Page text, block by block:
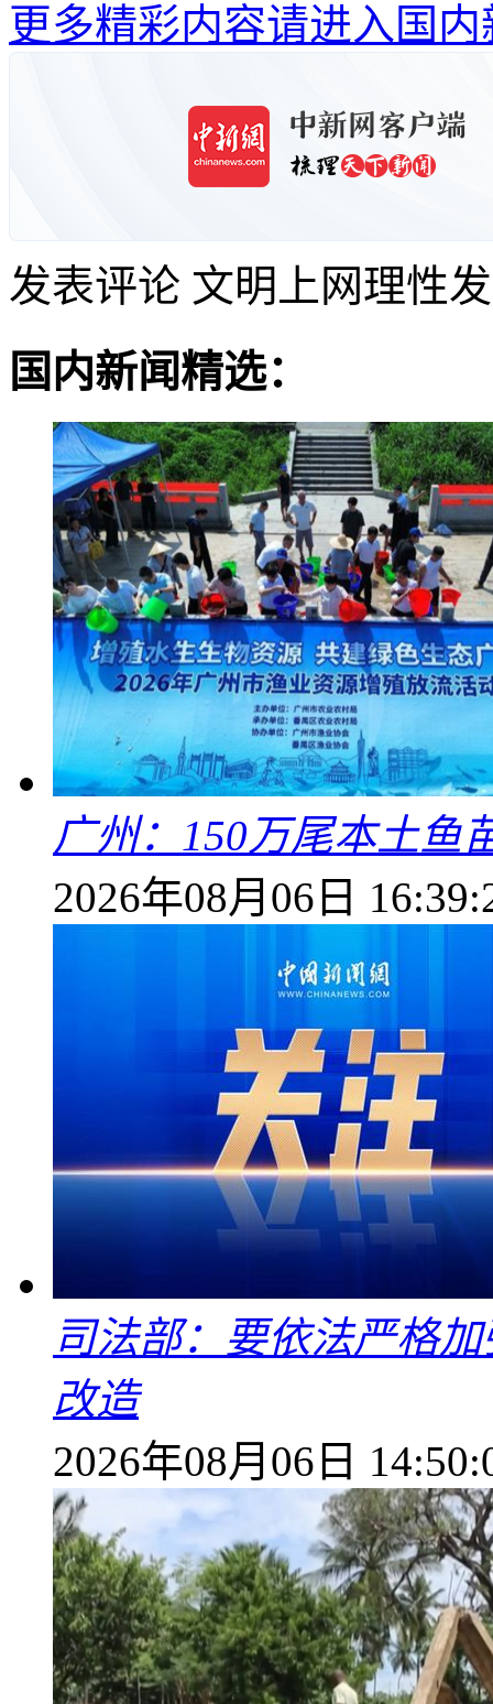
更多精彩内容请进入国内
发表评论 文明上网理性
国内新闻精选：
广州：150万尾本土鱼
2026年08月06日
司法部：要依法严格
改造
2026年08月06日